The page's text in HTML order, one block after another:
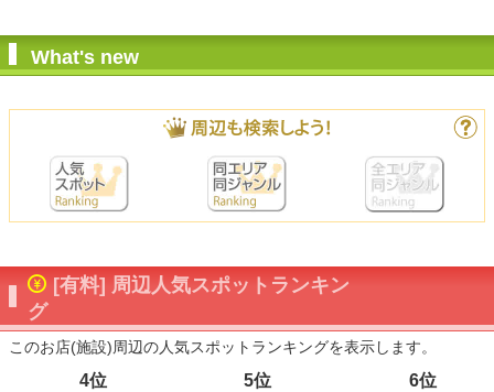
What's new
[有料] 周辺人気スポットランキン
グ
このお店(施設)周辺の人気スポットランキングを表示します。
4位 5位 6位